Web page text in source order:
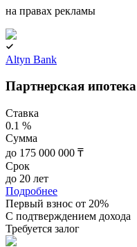
на правах рекламы
Altyn Bank
Партнерская ипотека
Ставка
0.1 %
Сумма
до 175 000 000 ₸
Срок
до 20 лет
Подробнее
Первый взнос от 20%
C подтверждением дохода
Требуется залог